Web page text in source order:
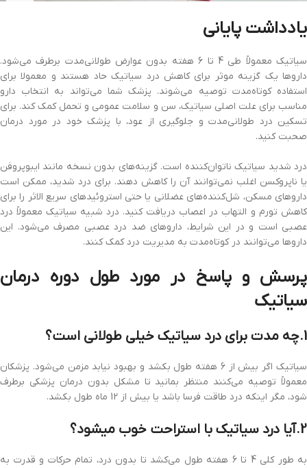
یادداشت پایانی
سیاتیک معمولاً طی 4 تا 6 هفته بدون عوارض طولانی‌مدت برطرف می‌شود.
داروها یک گزینه موثر برای کاهش درد سیاتیک حاد هستند و معمولا برای
استفاده کوتاه‌مدت توصیه می‌شوند. پزشک شما می‌تواند به انتخاب دارو
مناسب برای علت اصلی سیاتیک، سن و سلامت عمومی ‌و تحمل کمک کند. برای
تسکین درد طولانی‌مدت و جلوگیری از عود، با پزشک خود در مورد درمان‌
صحبت کنید.
درد شدید سیاتیک ناتوان‌کننده است. گزینه‌های بدون نسخه مانند ایبوپروفن
یا ناپروکسن اغلب نمی‌توانند آن را کاهش دهند. برای درد شدید، ممکن است
داروهای مسکن، شل‌کننده‌های عضلانی یا حتی استروئیدهای سریع الاثر را برای
کاهش تورم و التهاب در اعصاب دریافت کنید. درد شبیه سیاتیک معمولاً درد
عصبی است و در این شرایط، داروهای ضد درد عصبی مصرف می‌شود. این
داروها می‌توانند در کوتاه‌مدت به مدیریت درد کمک کنند.
پرسش و پاسخ در مورد طول دوره درمان
سیاتیک
1.چه مدت برای درد سیاتیک خیلی طولانی است؟
سیاتیک اگر بیش از 6 هفته طول بکشد و بهبود نیابد مزمن می‌شود. پزشکان
معمولاً توصیه می‌کنند منتظر بمانید تا مشکل بدون درمان پزشکی برطرف
شود، مگر اینکه درد طاقت فرسا باشد یا بیش از 12 ماه طول بکشد.
2.آیا درد سیاتیک با استراحت خوب میشود؟
به طور کلی 4 تا 6 هفته طول می‌کشد تا بدون درد، تمام حرکات و قدرت به